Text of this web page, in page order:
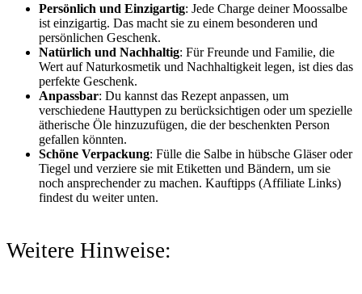
Persönlich und Einzigartig: Jede Charge deiner Moossalbe
ist einzigartig. Das macht sie zu einem besonderen und
persönlichen Geschenk.
Natürlich und Nachhaltig: Für Freunde und Familie, die
Wert auf Naturkosmetik und Nachhaltigkeit legen, ist dies das
perfekte Geschenk.
Anpassbar: Du kannst das Rezept anpassen, um
verschiedene Hauttypen zu berücksichtigen oder um spezielle
ätherische Öle hinzuzufügen, die der beschenkten Person
gefallen könnten.
Schöne Verpackung: Fülle die Salbe in hübsche Gläser oder
Tiegel und verziere sie mit Etiketten und Bändern, um sie
noch ansprechender zu machen. Kauftipps (Affiliate Links)
findest du weiter unten.
Weitere Hinweise: